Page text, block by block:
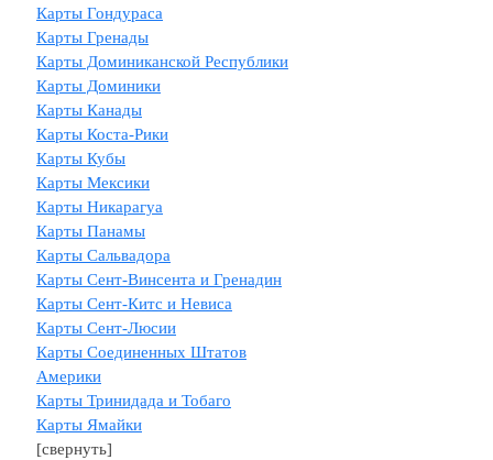
Карты Гондураса
Карты Гренады
Карты Доминиканской Республики
Карты Доминики
Карты Канады
Карты Коста-Рики
Карты Кубы
Карты Мексики
Карты Никарагуа
Карты Панамы
Карты Сальвадора
Карты Сент-Винсента и Гренадин
Карты Сент-Китс и Невиса
Карты Сент-Люсии
Карты Соединенных Штатов
Америки
Карты Тринидада и Тобаго
Карты Ямайки
[свернуть]